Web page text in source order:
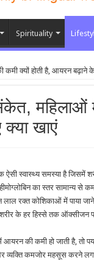
Spirituality
क्यों होती है, आयरन बढ़ाने
संकेत,
खाएं
ऐसी स्वास्थ्य समस्या है जिसमें
का स्तर सामान्य से
लाल रक्त कोशिकाओं में पाया
शरीर के हर हिस्से तक ऑक्सीजन
की कमी हो जाती है, तो
व्यक्ति कमजोर महसूस करने